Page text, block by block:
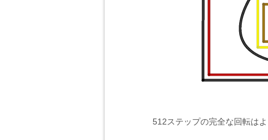
512ステップの完全な回転は